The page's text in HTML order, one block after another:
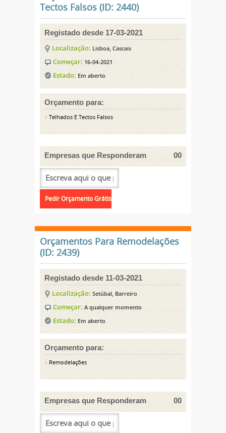
Tectos Falsos (ID: 2440)
Registado desde 17-03-2021
Localização: Lisboa, Cascais
Começar: 16-04-2021
Estado: Em aberto
Orçamento para:
Telhados E Tectos Falsos
Empresas que Responderam 00
Orçamentos Para Remodelações
(ID: 2439)
Registado desde 11-03-2021
Localização: Setúbal, Barreiro
Começar: A qualquer momento
Estado: Em aberto
Orçamento para:
Remodelações
Empresas que Responderam 00